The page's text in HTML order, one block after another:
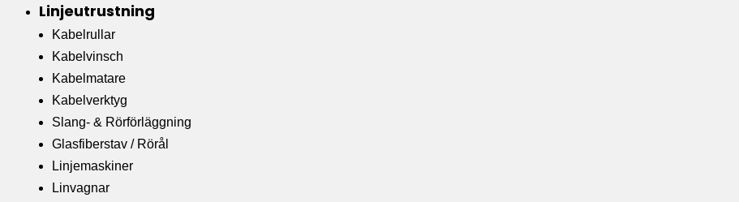
Linjeutrustning
Kabelrullar
Kabelvinsch
Kabelmatare
Kabelverktyg
Slang- & Rörförläggning
Glasfiberstav / Rörål
Linjemaskiner
Linvagnar